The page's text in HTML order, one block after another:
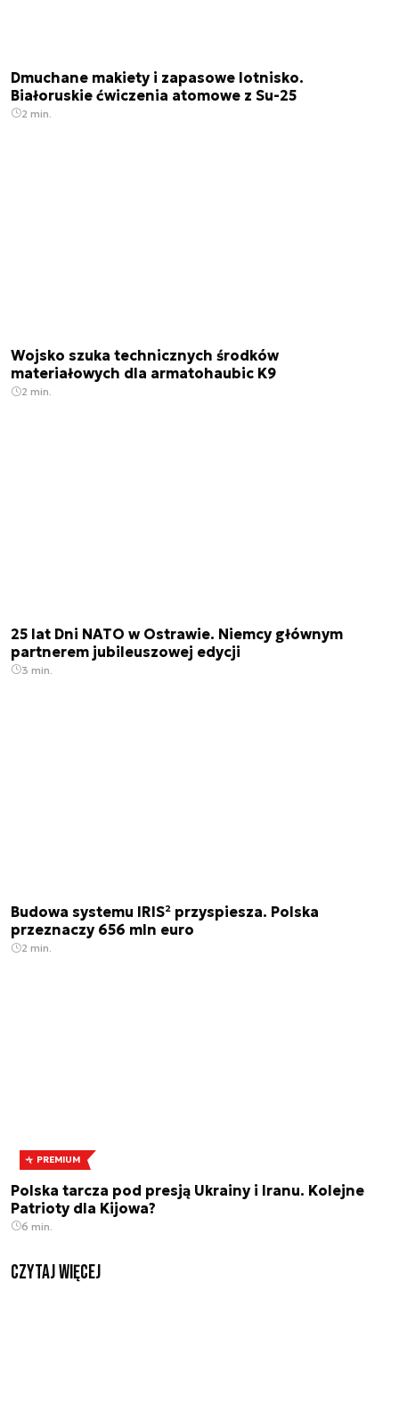
Dmuchane makiety i zapasowe lotnisko.
Białoruskie ćwiczenia atomowe z Su-25
2 min.
Wojsko szuka technicznych środków
materiałowych dla armatohaubic K9
2 min.
25 lat Dni NATO w Ostrawie. Niemcy głównym
partnerem jubileuszowej edycji
3 min.
Budowa systemu IRIS² przyspiesza. Polska
przeznaczy 656 mln euro
2 min.
PREMIUM
Polska tarcza pod presją Ukrainy i Iranu. Kolejne
Patrioty dla Kijowa?
6 min.
czytaj więcej